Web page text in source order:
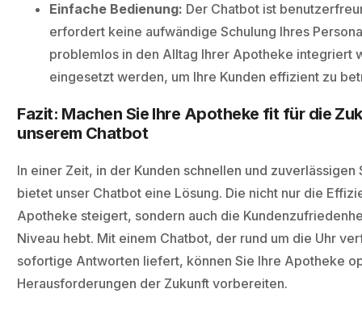
Einfache Bedienung: Der Chatbot ist
erfordert keine aufwändige Schulung Ihres
problemlos in den Alltag Ihrer Apotheke integriert
eingesetzt werden, um Ihre Kunden effizient zu
Fazit: Machen Sie Ihre Apotheke fit für die
unserem Chatbot
In einer Zeit, in der Kunden schnellen und
bietet unser Chatbot eine Lösung. Die nicht nur die
Apotheke steigert, sondern auch die
Niveau hebt. Mit einem Chatbot, der rund um die Uhr
sofortige Antworten liefert, können Sie Ihre Apotheke
Herausforderungen der Zukunft vorbereiten.